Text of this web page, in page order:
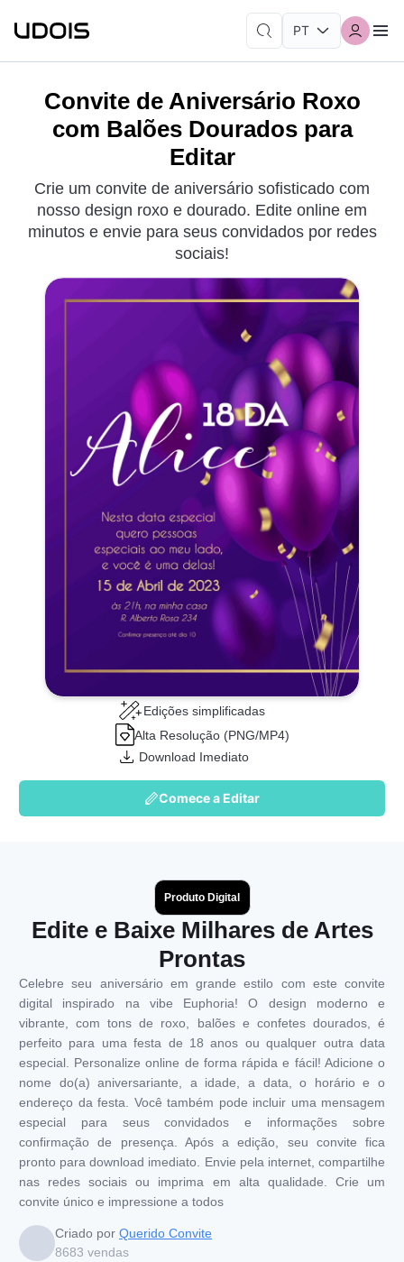
Convite de Aniversário Roxo
com Balões Dourados para
Editar
Crie um convite de aniversário sofisticado com
nosso design roxo e dourado. Edite online em
minutos e envie para seus convidados por redes
sociais!
Edições simplificadas
Alta Resolução (PNG/MP4)
Download Imediato
Comece a Editar
Produto Digital
Edite e Baixe Milhares de Artes
Prontas
Celebre seu aniversário em grande estilo com este convite
digital inspirado na vibe Euphoria! O design moderno e
vibrante, com tons de roxo, balões e confetes dourados, é
perfeito para uma festa de 18 anos ou qualquer outra data
especial. Personalize online de forma rápida e fácil! Adicione o
nome do(a) aniversariante, a idade, a data, o horário e o
endereço da festa. Você também pode incluir uma mensagem
especial para seus convidados e informações sobre
confirmação de presença. Após a edição, seu convite fica
pronto para download imediato. Envie pela internet, compartilhe
nas redes sociais ou imprima em alta qualidade. Crie um
convite único e impressione a todos
Criado por Querido Convite
8683 vendas